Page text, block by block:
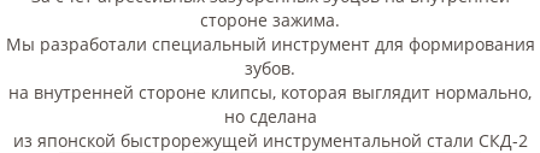
стороне зажима.
Мы разработали специальный инструмент для формирования
зубов.
на внутренней стороне клипсы, которая выглядит нормально,
но сделана
из японской быстрорежущей инструментальной стали СКД-2